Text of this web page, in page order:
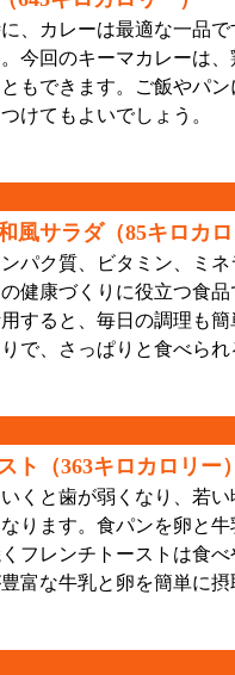
、カレーは最適な一品
今回のキーマカレーは
もできます。ご飯やパ
けてもよいでしょう。
風サラダ（85キロカ
パク質、ビタミン、ミ
健康づくりに役立つ食
すると、毎日の調理も
で、さっぱりと食べら
ト（363キロカロリー
くと歯が弱くなり、若
ります。食パンを卵と
フレンチトーストは食
富な牛乳と卵を簡単に